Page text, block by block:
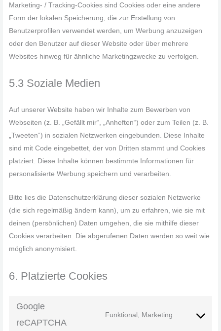
Marketing- / Tracking-Cookies sind Cookies oder eine andere
Form der lokalen Speicherung, die zur Erstellung von
Benutzerprofilen verwendet werden, um Werbung anzuzeigen
oder den Benutzer auf dieser Website oder über mehrere
Websites hinweg für ähnliche Marketingzwecke zu verfolgen.
5.3 Soziale Medien
Auf unserer Website haben wir Inhalte zum Bewerben von
Webseiten (z. B. „Gefällt mir“, „Anheften“) oder zum Teilen (z. B.
„Tweeten“) in sozialen Netzwerken eingebunden. Diese Inhalte
sind mit Code eingebettet, der von Dritten stammt und Cookies
platziert. Diese Inhalte können bestimmte Informationen für
personalisierte Werbung speichern und verarbeiten.
Bitte lies die Datenschutzerklärung dieser sozialen Netzwerke
(die sich regelmäßig ändern kann), um zu erfahren, wie sie mit
deinen (persönlichen) Daten umgehen, die sie mithilfe dieser
Cookies verarbeiten. Die abgerufenen Daten werden so weit wie
möglich anonymisiert.
6. Platzierte Cookies
Google
reCAPTCHA
Funktional, Marketing